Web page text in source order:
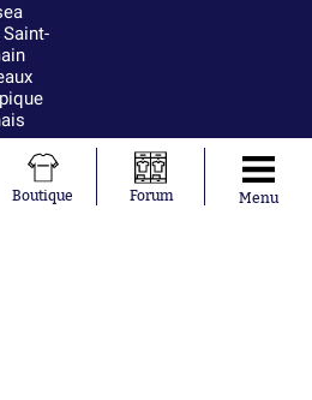
Madrid
Boutique Forum Menu